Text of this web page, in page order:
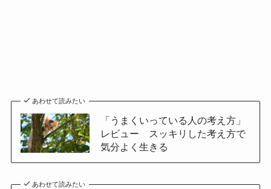
あわせて読みたい
「うまくいっている人の考え方」
レビュー スッキリした考え方で
気分よく生きる
あわせて読みたい